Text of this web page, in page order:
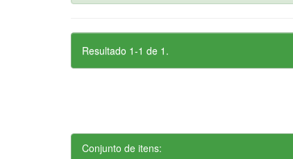
Resultado 1-1 de 1.
Conjunto de itens: